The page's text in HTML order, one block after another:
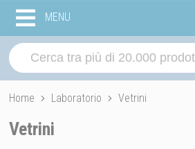
MENU
Home Laboratorio Vetrini
Vetrini